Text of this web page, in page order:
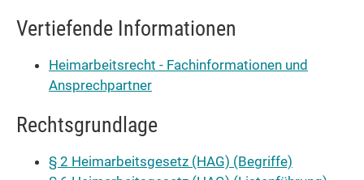
Vertiefende Informationen
Heimarbeitsrecht - Fachinformationen und
Ansprechpartner
Rechtsgrundlage
§ 2 Heimarbeitsgesetz (HAG) (Begriffe)